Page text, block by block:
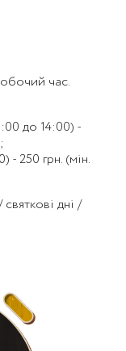
час.
до 14:00) -
- 250 грн. (мін.
дні /